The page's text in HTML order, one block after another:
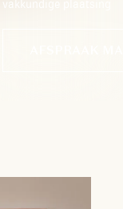
vakkundige plaatsing